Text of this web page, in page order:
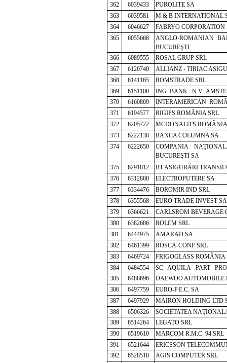
362
6039433
PUROLITE SA
363
6039581
M & B INTERNATIONAL
364
6046627
FABRYO CORPORATION
365
6055668
ANGLO-
BUCUREŞTI
366
6089555
ROSAL GRUP SRL
367
6120740
ALLIANZ - TIRIAC
368
6141165
ROMSTRADE SRL
369
6151100
ING BANK N.V.
370
6160809
INTERAMERICAN
371
6194577
RIGIPS ROMÂNIA SRL
372
6205722
MCDONALD'S
373
6222138
BANCA COLUMNA SA
374
6222650
COMPANIA
BUCUREŞTI SA
375
6291812
BT ASIGURĂRI
376
6312800
ELECTROPUTERE SA
377
6334476
BOROMIR IND SRL
378
6355568
EURO TRADE INVEST SA
379
6366621
CARLSROM BEVERAGE
380
6382686
ROLEM SRL
381
6444975
AMARAD SA
382
6461399
ROSCA-CONF SRL
383
6469724
FRIGOGLASS ROMÂNIA
384
6484554
SC AQUILA PART
385
6488696
DAEWOO AUTOMOBILE
386
6497759
EURO-P.E.C. SA
387
6497929
MAIRON HOLDING LTD
388
6506326
SOCIETATEA
389
6514264
LEGATO SRL
390
6519610
MARCOM R.M.C. 94 SRL
391
6521644
ERICSSON
392
6528510
AGIS COMPUTER SRL